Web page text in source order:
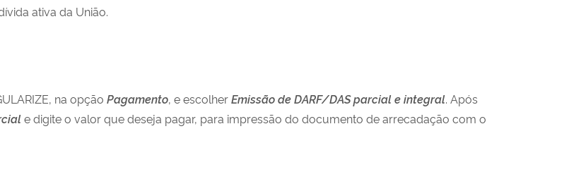
ativa da União.
na opção Pagamento, e escolherEmissão de DARF/DAS parcial e integral. Após
e digite o valor que deseja pagar, para impressão do documento de arrecadação com o